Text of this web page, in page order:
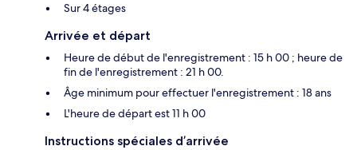
Sur 4 étages
Arrivée et départ
Heure de début de l'enregistrement : 15 h 00 ; heure de
fin de l'enregistrement : 21 h 00.
Âge minimum pour effectuer l'enregistrement : 18 ans
L'heure de départ est 11 h 00
Instructions spéciales d’arrivée